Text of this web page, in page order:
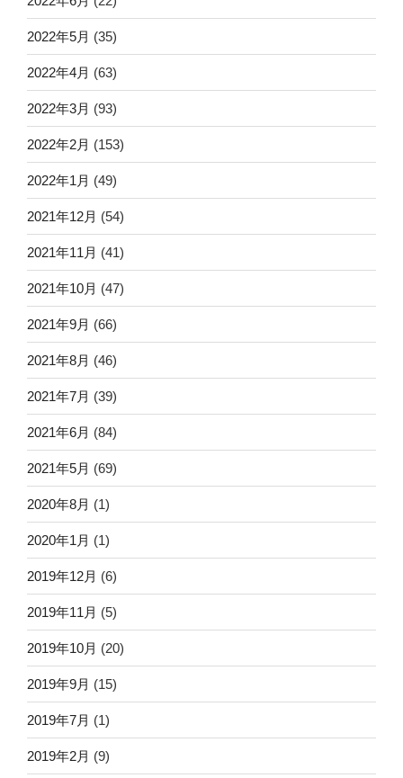
2022年5月 (35)
2022年4月 (63)
2022年3月 (93)
2022年2月 (153)
2022年1月 (49)
2021年12月 (54)
2021年11月 (41)
2021年10月 (47)
2021年9月 (66)
2021年8月 (46)
2021年7月 (39)
2021年6月 (84)
2021年5月 (69)
2020年8月 (1)
2020年1月 (1)
2019年12月 (6)
2019年11月 (5)
2019年10月 (20)
2019年9月 (15)
2019年7月 (1)
2019年2月 (9)